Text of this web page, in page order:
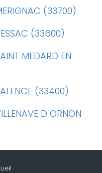
(33700)
(33600)
MEDARD EN
(33400)
D ORNON